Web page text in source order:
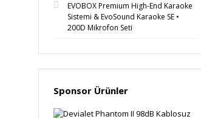
EVOBOX Premium High-End Karaoke
Sistemi & EvoSound Karaoke SE •
200D Mikrofon Seti
Sponsor Ürünler